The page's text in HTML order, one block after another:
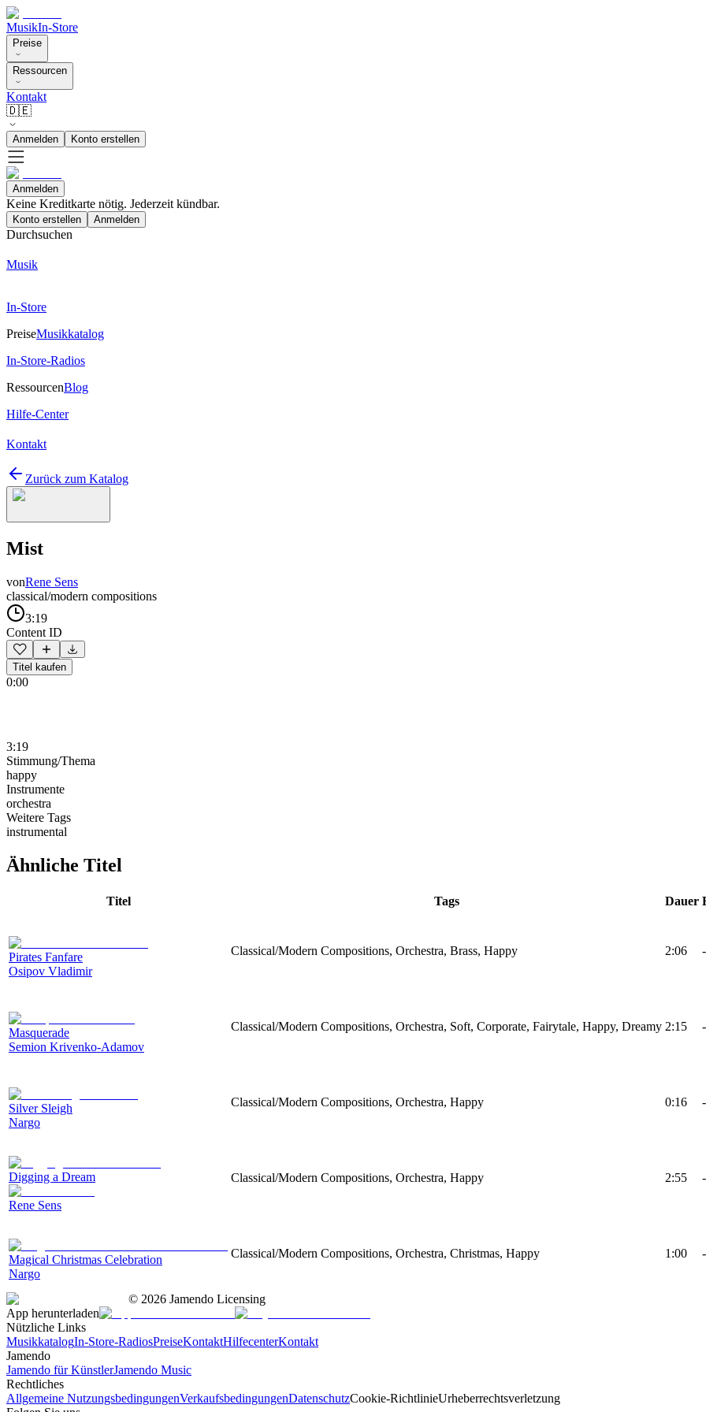
MusikIn-Store
Preise
Ressourcen
Kontakt
🇩🇪
Anmelden Konto erstellen
Anmelden
Keine Kreditkarte nötig. Jederzeit kündbar.
Konto erstellen Anmelden
Durchsuchen
Musik
In-Store
PreiseMusikkatalog
In-Store-Radios
RessourcenBlog
Hilfe-Center
Kontakt
Zurück zum Katalog
Mist
vonRene Sens
classical/modern compositions
3:19
Content ID
Titel kaufen
0:00
3:19
Stimmung/Thema
happy
Instrumente
orchestra
Weitere Tags
instrumental
Ähnliche Titel
Titel Tags Dauer
Pirates Fanfare
Osipov Vladimir
Classical/Modern Compositions, Orchestra, Brass, Happy 2:06 -
Masquerade
Semion Krivenko-Adamov
Classical/Modern Compositions, Orchestra, Soft, Corporate, Fairytale, Happy, Dreamy 2:15 -
Silver Sleigh
Nargo
Classical/Modern Compositions, Orchestra, Happy 0:16 -
Digging a Dream
Rene Sens
Classical/Modern Compositions, Orchestra, Happy 2:55 -
Magical Christmas Celebration
Nargo
Classical/Modern Compositions, Orchestra, Christmas, Happy 1:00 -
© 2026 Jamendo Licensing
App herunterladen
Nützliche Links
MusikkatalogIn-Store-RadiosPreiseKontaktHilfecenterKontakt
Jamendo
Jamendo für KünstlerJamendo Music
Rechtliches
Allgemeine NutzungsbedingungenVerkaufsbedingungenDatenschutzCookie-RichtlinieUrheberrechtsverletzung